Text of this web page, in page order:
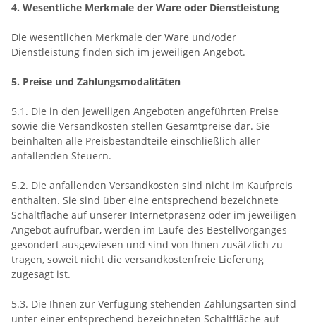
4. Wesentliche Merkmale der Ware oder Dienstleistung
Die wesentlichen Merkmale der Ware und/oder
Dienstleistung finden sich im jeweiligen Angebot.
5. Preise und Zahlungsmodalitäten
5.1. Die in den jeweiligen Angeboten angeführten Preise
sowie die Versandkosten stellen Gesamtpreise dar. Sie
beinhalten alle Preisbestandteile einschließlich aller
anfallenden Steuern.
5.2. Die anfallenden Versandkosten sind nicht im Kaufpreis
enthalten. Sie sind über eine entsprechend bezeichnete
Schaltfläche auf unserer Internetpräsenz oder im jeweiligen
Angebot aufrufbar, werden im Laufe des Bestellvorganges
gesondert ausgewiesen und sind von Ihnen zusätzlich zu
tragen, soweit nicht die versandkostenfreie Lieferung
zugesagt ist.
5.3. Die Ihnen zur Verfügung stehenden Zahlungsarten sind
unter einer entsprechend bezeichneten Schaltfläche auf